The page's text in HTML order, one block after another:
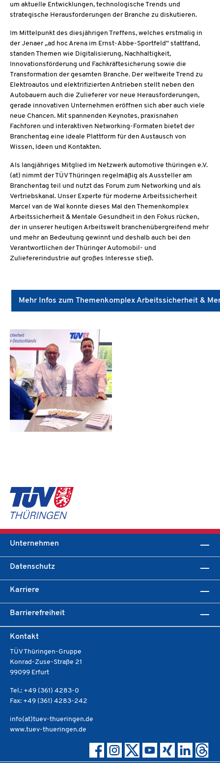
um aktuelle Entwicklungen, technologische Trends und
strategische Herausforderungen der Branche zu diskutieren.
Im Mittelpunkt des diesjährigen Treffens, welches erstmalig in
der Jenaer „ad hoc Arena im Ernst-Abbe-Sportfeld“ stattfand,
standen Themen wie Digitalisierung, Nachhaltigkeit,
Innovationsförderung und Fachkräftesicherung sowie die
Transformation der gesamten Branche. Der weltweite Trend zu
Elektroautos und elektrifizierten Antrieben stellt neben den
Autobauern auch die Zulieferer vor neue Herausforderungen,
gerade innovativen Unternehmen eröffnen sich aber auch viele
neue Chancen. Mit spannenden Keynotes, praxisnahen
Fachforen und interaktiven Networking-Formaten bietet der
Branchentag eine ideale Plattform für den Austausch von
Wissen, Ideen und Kontakten.
Als langjähriges Mitglied im Netzwerk automotive thüringen e.V.
(at) nimmt der TÜV Thüringen regelmäßig als Aussteller am
Branchentag teil und nutzt das Forum zum Networking und als
Vertriebskanal. Unser Experte für moderne Arbeitssicherheit
Marcel van de Wal konnte dieses Mal den Themenkomplex
Arbeitssicherheit & Mentale Gesundheit in den Fokus rücken,
der in unserer heutigen Arbeitswelt branchenübergreifend mehr
und mehr an Bedeutung gewinnt und deshalb auch bei den
Verantwortlichen der Thüringer Automobil- und
Zuliefererindustrie auf großes Interesse stieß.
Mehr Infos zum Themenkomplex Arbeitssicherheit &
Unternehmen
Datenschutz
Karriere
Barrierefreiheit
Kontakt
TÜV Thüringen-Gruppe
Konrad-Zuse-Straße 21
99099 Erfurt
Tel.: +49 (361) 4283-0
Fax: +49 (361) 4283-242
info(at)tuev-thueringen.de
www.tuev-thueringen.de